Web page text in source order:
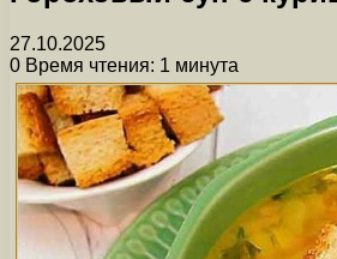
27.10.2025
0 Время чтения: 1 минута